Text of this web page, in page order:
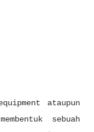
ataupun
sebuah